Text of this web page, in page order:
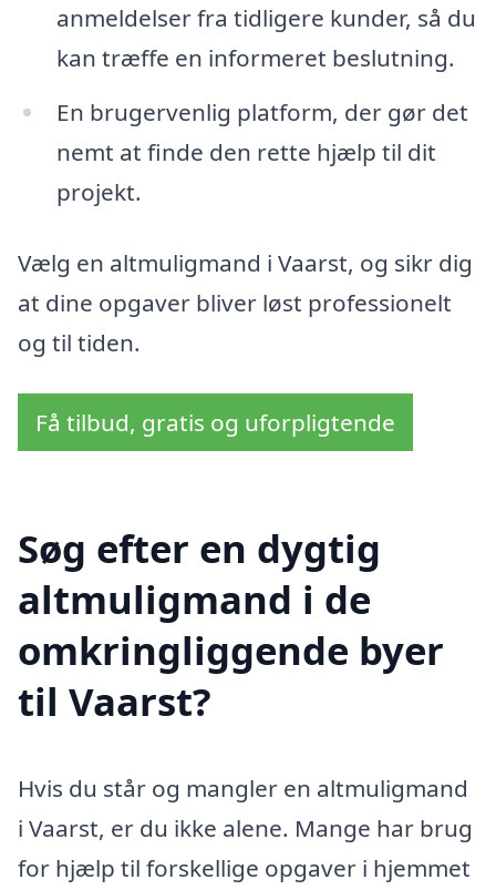
anmeldelser fra tidligere kunder, så du
kan træffe en informeret beslutning.
En brugervenlig platform, der gør det
nemt at finde den rette hjælp til dit
projekt.
Vælg en altmuligmand i Vaarst, og sikr dig
at dine opgaver bliver løst professionelt
og til tiden.
Få tilbud, gratis og uforpligtende
Søg efter en dygtig
altmuligmand i de
omkringliggende byer
til Vaarst?
Hvis du står og mangler en altmuligmand
i Vaarst, er du ikke alene. Mange har brug
for hjælp til forskellige opgaver i hjemmet